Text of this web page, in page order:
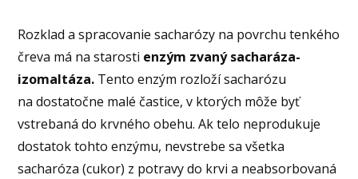
Rozklad a spracovanie sacharózy na povrchu tenkého
čreva má na starosti enzým zvaný sacharáza-
izomaltáza. Tento enzým rozloží sacharózu
na dostatočne malé častice, v ktorých môže byť
vstrebaná do krvného obehu. Ak telo neprodukuje
dostatok tohto enzýmu, nevstrebe sa všetka
sacharóza (cukor) z potravy do krvi a neabsorbovaná